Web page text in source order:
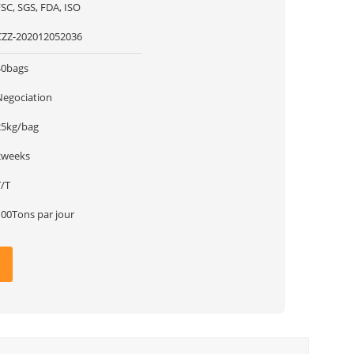
SGS, FDA, ISO
202012052036
bag
T
par jour